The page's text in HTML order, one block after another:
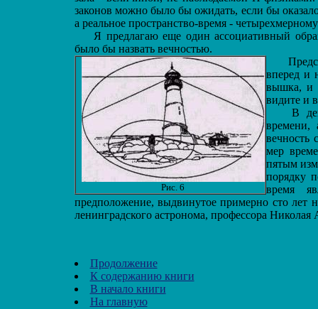
законов можно было бы ожидать, если бы
а реальное пространство-время -
Я предлагаю еще один ассоциативный
было бы назвать вечностью.
Рис. 6
вперед и
вышка, и
видите и
В
времени,
вечность
мер
пятым
порядку
время
предположение, выдвинутое примерно сто лет
ленинградского астронома, профессора Николая
Продолжение
К содержанию книги
В начало книги
На главную